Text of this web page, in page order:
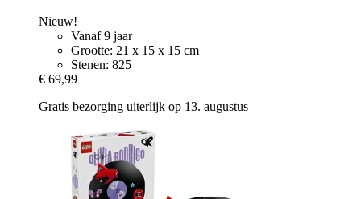
Nieuw!
Vanaf 9 jaar
Grootte: 21 x 15 x 15 cm
Stenen: 825
€ 69,99
Gratis bezorging uiterlijk op 13. augustus